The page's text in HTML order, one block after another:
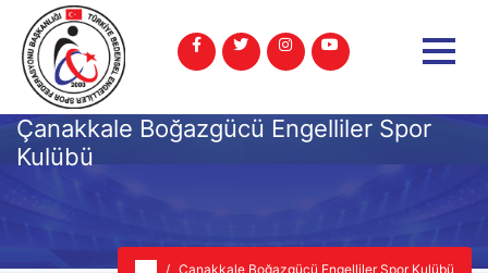
Çanakkale Boğazgücü Engelliler Spor
Kulübü
Çanakkale Boğazgücü Engelliler Spor Kulübü